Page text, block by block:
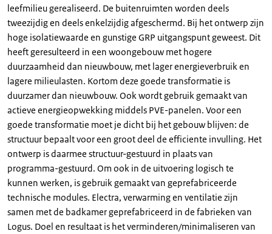
leefmilieu gerealiseerd. De buitenruimten worden deels
tweezijdig en deels enkelzijdig afgeschermd. Bij het ontwerp zijn
hoge isolatiewaarde en gunstige GRP uitgangspunt geweest. Dit
heeft geresulteerd in een woongebouw met hogere
duurzaamheid dan nieuwbouw, met lager energieverbruik en
lagere milieulasten. Kortom deze goede transformatie is
duurzamer dan nieuwbouw. Ook wordt gebruik gemaakt van
actieve energieopwekking middels PVE-panelen. Voor een
goede transformatie moet je dicht bij het gebouw blijven: de
structuur bepaalt voor een groot deel de efficiente invulling. Het
ontwerp is daarmee structuur-gestuurd in plaats van
programma-gestuurd. Om ook in de uitvoering logisch te
kunnen werken, is gebruik gemaakt van geprefabriceerde
technische modules. Electra, verwarming en ventilatie zijn
samen met de badkamer geprefabriceerd in de fabrieken van
Logus. Doel en resultaat is het verminderen/minimaliseren van